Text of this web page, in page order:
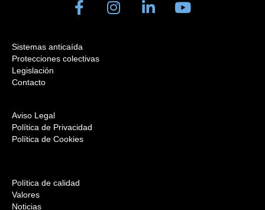
Sistemas anticaída
Protecciones colectivas
Legislación
Contacto
Aviso Legal
Política de Privacidad
Política de Cookies
Política de calidad
Valores
Noticias